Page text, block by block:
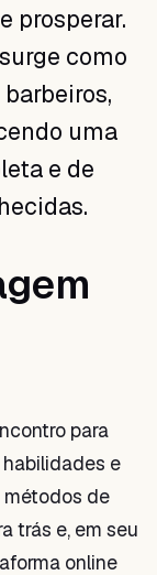
prosperar.
como
uma
e de
para
e
métodos de
trás e, em seu
online